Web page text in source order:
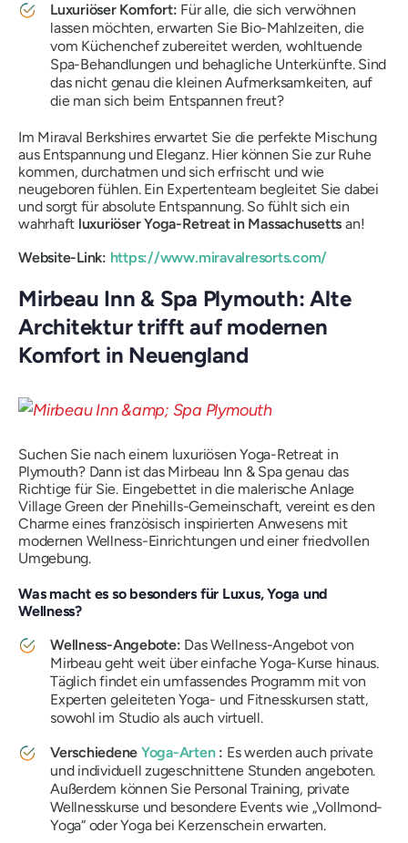
Luxuriöser Komfort: Für alle, die sich verwöhnen
lassen möchten, erwarten Sie Bio-Mahlzeiten, die
vom Küchenchef zubereitet werden, wohltuende
Spa-Behandlungen und behagliche Unterkünfte. Sind
das nicht genau die kleinen Aufmerksamkeiten, auf
die man sich beim Entspannen freut?
Im Miraval Berkshires erwartet Sie die perfekte Mischung
aus Entspannung und Eleganz. Hier können Sie zur Ruhe
kommen, durchatmen und sich erfrischt und wie
neugeboren fühlen. Ein Expertenteam begleitet Sie dabei
und sorgt für absolute Entspannung. So fühlt sich ein
wahrhaft luxuriöser Yoga-Retreat in Massachusetts an!
Website-Link: https://www.miravalresorts.com/
Mirbeau Inn & Spa Plymouth: Alte
Architektur trifft auf modernen
Komfort in Neuengland
Suchen Sie nach einem luxuriösen Yoga-Retreat in
Plymouth? Dann ist das Mirbeau Inn & Spa genau das
Richtige für Sie. Eingebettet in die malerische Anlage
Village Green der Pinehills-Gemeinschaft, vereint es den
Charme eines französisch inspirierten Anwesens mit
modernen Wellness-Einrichtungen und einer friedvollen
Umgebung.
Was macht es so besonders für Luxus, Yoga und
Wellness?
Wellness-Angebote: Das Wellness-Angebot von
Mirbeau geht weit über einfache Yoga-Kurse hinaus.
Täglich findet ein umfassendes Programm mit von
Experten geleiteten Yoga- und Fitnesskursen statt,
sowohl im Studio als auch virtuell.
Verschiedene Yoga-Arten: Es werden auch private
und individuell zugeschnittene Stunden angeboten.
Außerdem können Sie Personal Training, private
Wellnesskurse und besondere Events wie „Vollmond-
Yoga“ oder Yoga bei Kerzenschein erwarten.